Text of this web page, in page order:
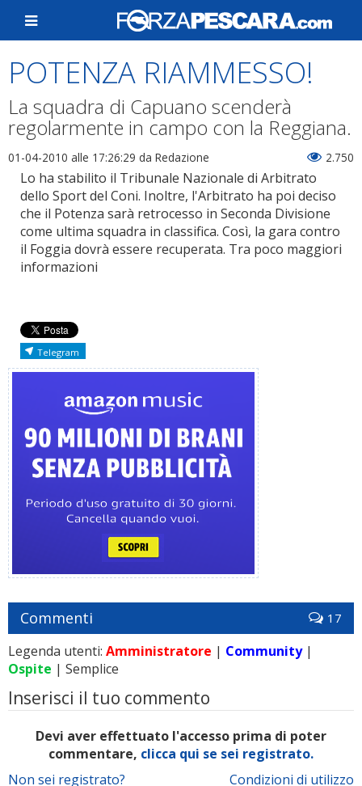
POTENZA RIAMMESSO!
La squadra di Capuano scenderà
regolarmente in campo con la Reggiana.
01-04-2010 alle 17:26:29 da Redazione 2.750
Lo ha stabilito il Tribunale Nazionale di Arbitrato
dello Sport del Coni. Inoltre, l'Arbitrato ha poi deciso
che il Potenza sarà retrocesso in Seconda Divisione
come ultima squadra in classifica. Così, la gara contro
il Foggia dovrà essere recuperata. Tra poco maggiori
informazioni
Telegram
Commenti 17
Legenda utenti: Amministratore | Community|
Ospite | Semplice
Inserisci il tuo commento
Devi aver effettuato l'accesso prima di poter
commentare, clicca qui se sei registrato.
Condizioni di utilizzo
Non sei registrato?